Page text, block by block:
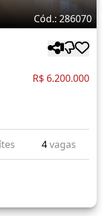
Cód.: 286070
R$ 6.200.000
4vagas